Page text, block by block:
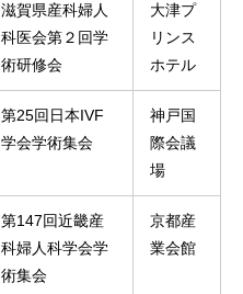
滋賀県産科婦人
科医会第２回学
術研修会
大津プ
リンス
ホテル
第25回日本IVF
学会学術集会
神戸国
際会議
場
第147回近畿産
科婦人科学会学
術集会
京都産
業会館